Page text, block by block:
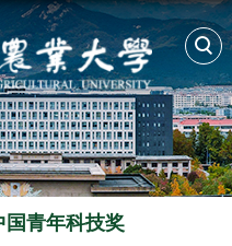
国青年科技奖